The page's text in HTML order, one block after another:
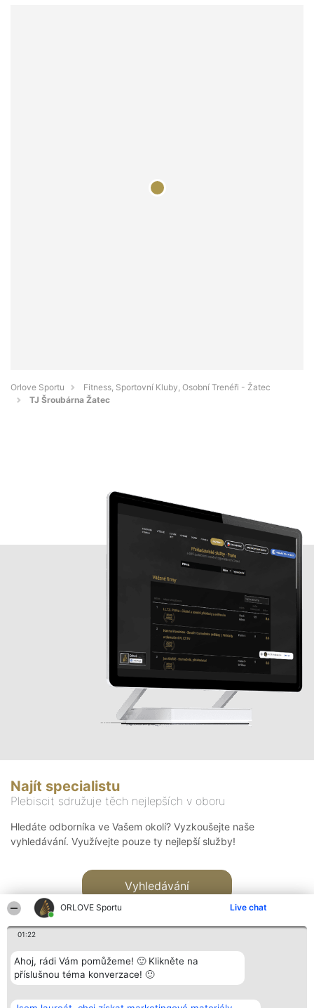
ORLOVE Sportu Live chat
01:22
Ahoj, rádi Vám pomůžeme! 🙂 Klikněte na
příslušnou téma konverzace! 🙂
Orlove Sportu
Fitness, Sportovní Kluby, Osobní Trenéři - Žatec
TJ Šroubárna Žatec
Najít specialistu
Plebiscit sdružuje těch nejlepších v oboru
Hledáte odborníka ve Vašem okolí? Vyzkoušejte naše
vyhledávání. Využívejte pouze ty nejlepší služby!
Vyhledávání
Bright Side Solutions sp. z o.
Vítězové
Kontakt